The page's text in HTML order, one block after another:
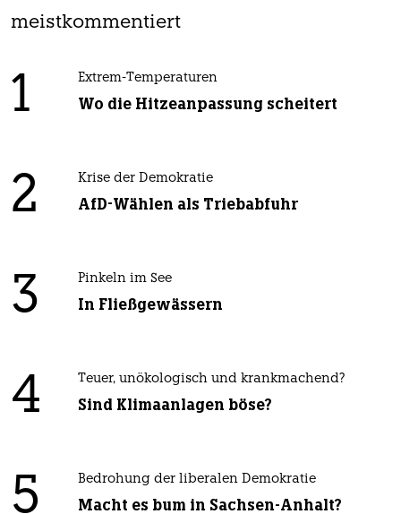
meistkommentiert
1 Extrem-Temperaturen
Wo die Hitzeanpassung scheitert
2 Krise der Demokratie
AfD-Wählen als Triebabfuhr
3 Pinkeln im See
In Fließgewässern
4 Teuer, unökologisch und krankmachend?
Sind Klimaanlagen böse?
5 Bedrohung der liberalen Demokratie
Macht es bum in Sachsen-Anhalt?